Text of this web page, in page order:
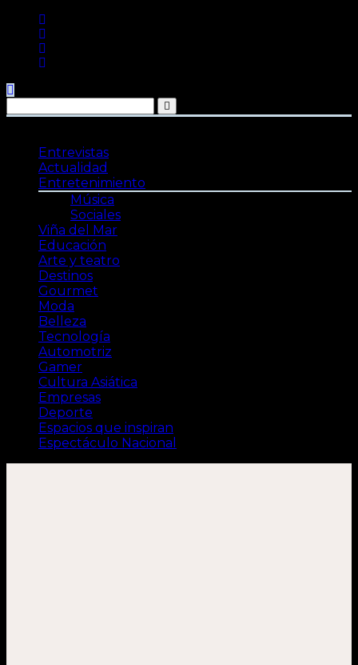
contenido
Entrevistas
Actualidad
Entretenimiento
Música
Sociales
Viña del Mar
Educación
Arte y teatro
Destinos
Gourmet
Moda
Belleza
Tecnología
Automotriz
Gamer
Cultura Asiática
Empresas
Deporte
Espacios que inspiran
Espectáculo Nacional